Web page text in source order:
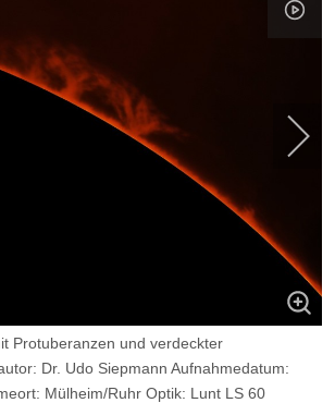
Protuberanzen und verdeckter
Dr. Udo Siepmann Aufnahmedatum:
Mülheim/Ruhr Optik: Lunt LS 60